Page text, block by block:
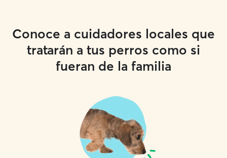
Conoce a cuidadores locales que
tratarán a tus perros como si
fueran de la familia